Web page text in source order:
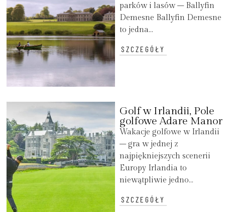
parków i lasów – Ballyfin
Demesne Ballyfin Demesne
to jedna...
SZCZEGÓŁY
Golf w Irlandii, Pole
golfowe Adare Manor
Wakacje golfowe w Irlandii
– gra w jednej z
najpiękniejszych scenerii
Europy Irlandia to
niewątpliwie jedno...
SZCZEGÓŁY